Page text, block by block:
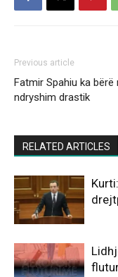
Previous article
Fatmir Spahiu ka bërë
ndryshim drastik
RELATED ARTICLES